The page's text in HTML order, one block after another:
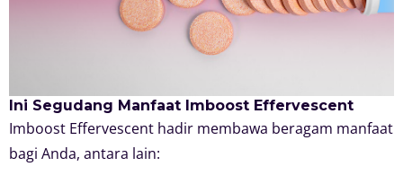
Ini Segudang Manfaat Imboost Effervescent
Imboost Effervescent hadir membawa beragam manfaat
bagi Anda, antara lain: